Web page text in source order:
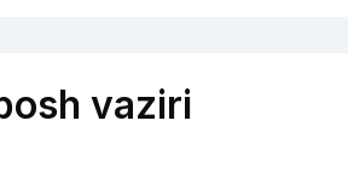
vaziri